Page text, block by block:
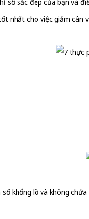
số sắc đẹp của bạn và
nhất cho việc giảm cân
khổng lồ và không